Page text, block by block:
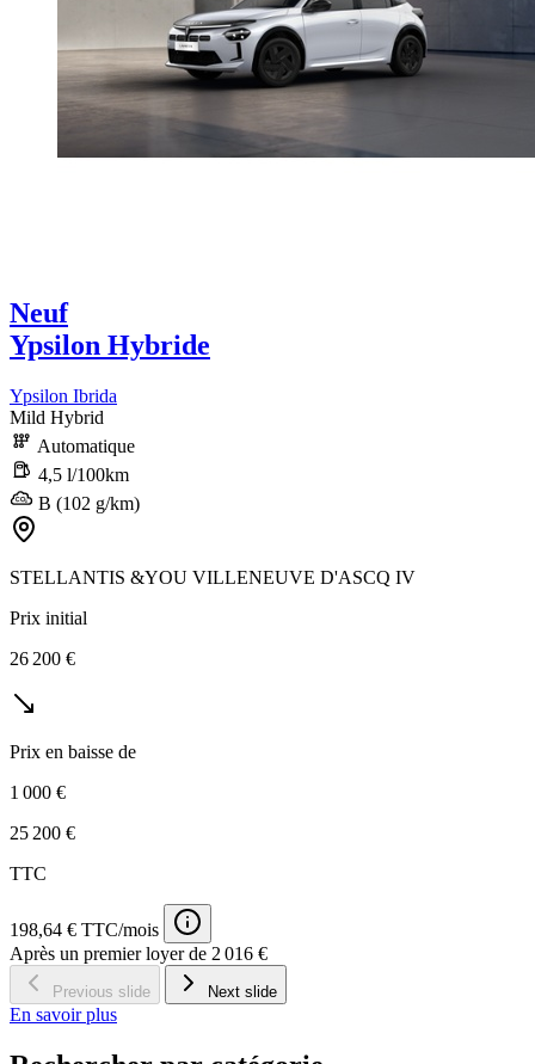
Neuf
Ypsilon Hybride
Ypsilon Ibrida
Mild Hybrid
Automatique
4,5 l/100km
B (102 g/km)
STELLANTIS &YOU VILLENEUVE D'ASCQ IV
Prix initial
26 200 €
Prix en baisse de
1 000 €
25 200 €
TTC
198,64 € TTC/mois
Après un premier loyer de 2 016 €
Previous slide Next slide
En savoir plus